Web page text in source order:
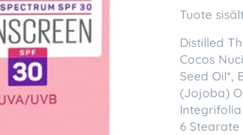
Tuote
Distilled
Cocos
Seed Oil*,
(Jojoba)
6